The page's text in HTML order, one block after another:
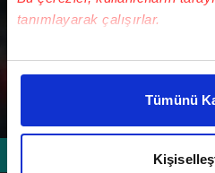
tanımlayarak çalışırlar.
Bu çerezlere izin vermeniz
daha iyi reklam deneyimi
amacımızın size daha iyi bir
elimizden gelen çabayı
Tümünü